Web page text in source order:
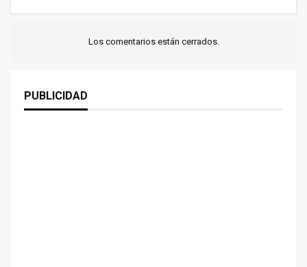
Los comentarios están cerrados.
PUBLICIDAD